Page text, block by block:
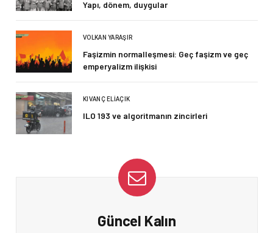
Yapı, dönem, duygular
VOLKAN YARAŞIR
Faşizmin normalleşmesi: Geç faşizm ve geç
emperyalizm ilişkisi
KIVANÇ ELIAÇIK
ILO 193 ve algoritmanın zincirleri
Güncel Kalın